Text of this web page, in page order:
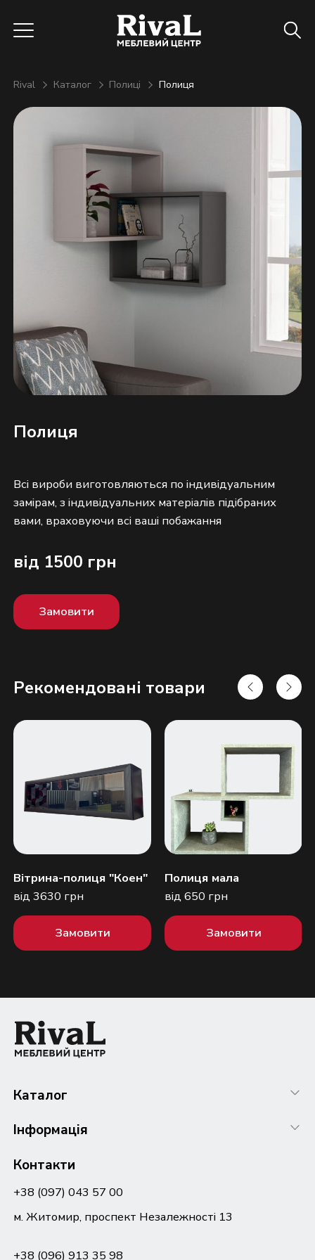
Rival Каталог Полиці Полиця
Полиця
Всі вироби виготовляються по індивідуальним
замірам, з індивідуальних матеріалів підібраних
від 1500 грн
Замовити
Рекомендовані товари
Вітрина-полиця "Коен"
від 3630 грн
Замовити
Полиця мала
від 650 грн
Замовити
Каталог
Інформація
Контакти
+38 (097) 043 57 00
м. Житомир, проспект Незалежності 13
+38 (096) 913 35 98
Надіслати